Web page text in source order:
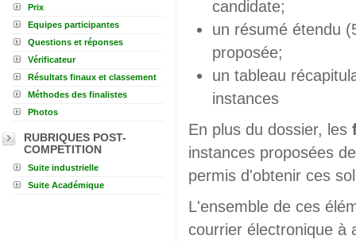
Prix
Equipes participantes
Questions et réponses
Vérificateur
Résultats finaux et classement
Méthodes des finalistes
Photos
RUBRIQUES POST-
COMPETITION
Suite industrielle
Suite Académique
candidate;
un résumé étendu
proposée;
un tableau
instances
En plus du dossier, les
instances proposées
permis d'obtenir ces
L'ensemble de ces
courrier électronique à